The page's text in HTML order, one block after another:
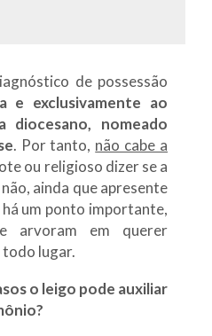
de possessão
e exclusivamente ao
diocesano, nomeado
. Por tanto, não cabe a
ou religioso dizer se a
ainda que apresente
um ponto importante,
arvoram em querer
lugar.
o leigo pode auxiliar